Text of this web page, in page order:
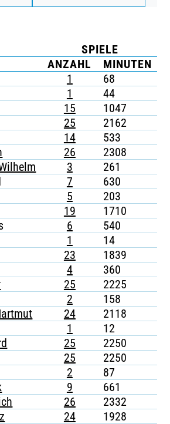
SPIELE
ANZAHL MINUTEN
1 68
1 44
15 1047
25 2162
14 533
26 2308
3 261
7 630
5 203
19 1710
6 540
1 14
23 1839
4 360
25 2225
2 158
24 2118
1 12
25 2250
25 2250
2 87
9 661
26 2332
24 1928